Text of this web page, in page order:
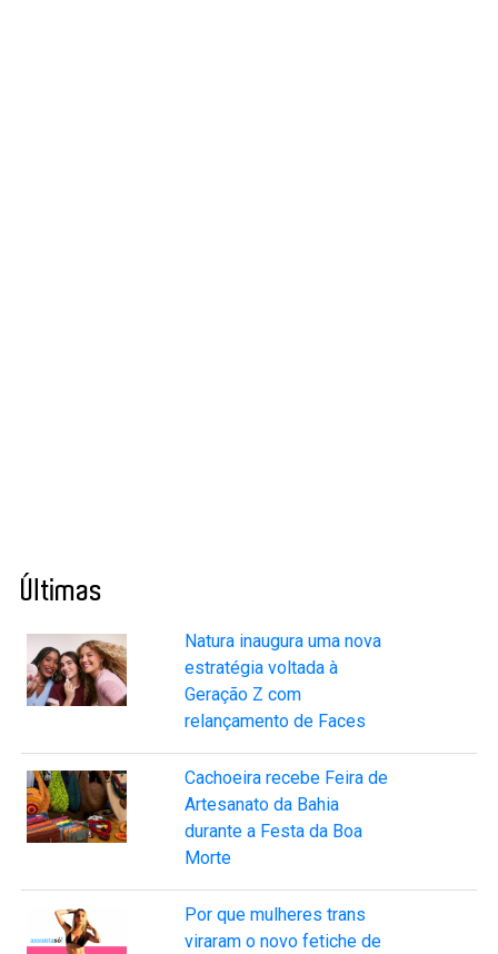
Últimas
Natura inaugura uma nova
estratégia voltada à
Geração Z com
relançamento de Faces
Cachoeira recebe Feira de
Artesanato da Bahia
durante a Festa da Boa
Morte
Por que mulheres trans
viraram o novo fetiche de